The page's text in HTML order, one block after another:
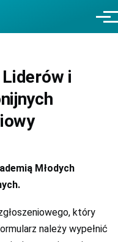
i
Młodych
który
należy wypełnić